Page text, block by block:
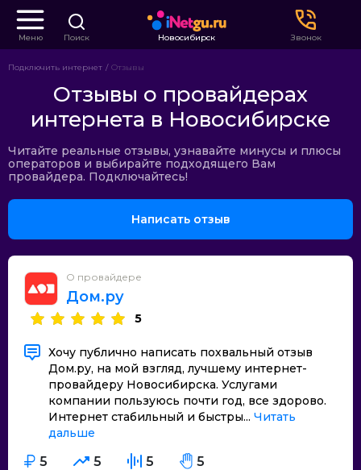
Меню Поиск Новосибирск Звонок
Подключить интернет Отзывы
Отзывы о провайдерах
интернета в Новосибирске
Читайте реальные отзывы, узнавайте минусы и плюсы
операторов и выбирайте подходящего Вам
провайдера. Подключайтесь!
Написать отзыв
О провайдере
Дом.ру
5
Хочу публично написать похвальный отзыв
Дом.ру, на мой взгляд, лучшему интернет-
провайдеру Новосибирска. Услугами
компании пользуюсь почти год, все здорово.
Интернет стабильный и быстры... Читать
дальше
5 5 5
5